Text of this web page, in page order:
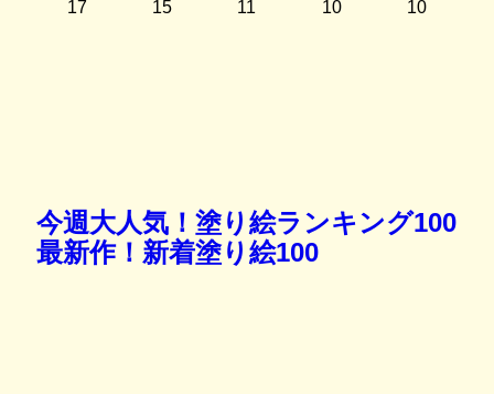
17 15 11 10 10
今週大人気！塗り絵ランキング100
最新作！新着塗り絵100